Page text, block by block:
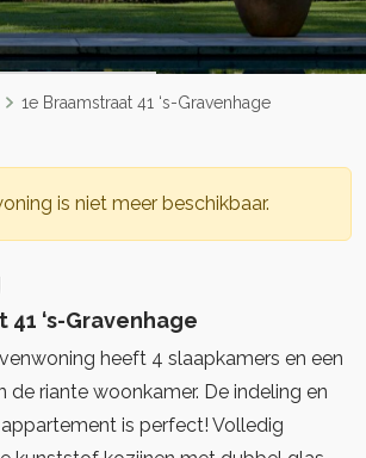
1e Braamstraat 41 ‘s-Gravenhage
is niet meer beschikbaar.
41 ‘s-Gravenhage
heeft 4 slaapkamers en een
de riante woonkamer. De indeling en
is perfect! Volledig